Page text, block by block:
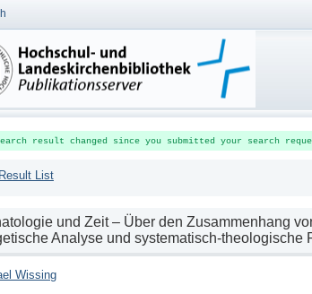
result changed since you submitted your search
List
und Zeit – Über den Zusammenhang
Analyse und systematisch-theologische
Wissing